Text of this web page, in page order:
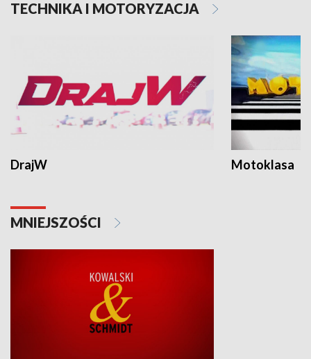
TECHNIKA I MOTORYZACJA
DrajW Motoklasa
MNIEJSZOŚCI